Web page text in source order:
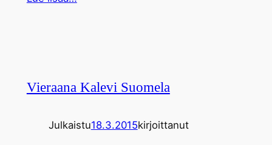
Vieraana Kalevi Suomela
Julkaistu18.3.2015kirjoittanut